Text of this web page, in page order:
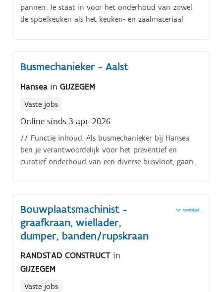
pannen. Je staat in voor het onderhoud van zowel
de spoelkeuken als het keuken- en zaalmateriaal
Busmechanieker - Aalst
Hansea in GIJZEGEM
Vaste jobs
Online sinds 3 apr. 2026
// Functie inhoud. Als busmechanieker bij Hansea
ben je verantwoordelijk voor het preventief en
curatief onderhoud van een diverse busvloot, gaande
Bouwplaatsmachinist -
graafkraan, wiellader,
dumper, banden/rupskraan
RANDSTAD CONSTRUCT in
GIJZEGEM
Vaste jobs